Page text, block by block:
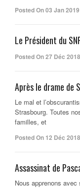
Posted On 03 Jan 2019
Le Président du
Posted On 27 Déc 2018
Après le drame de
Le mal et
Strasbourg. Toutes
familles, et
Posted On 12 Déc 2018
Assassinat de
Nous apprenons